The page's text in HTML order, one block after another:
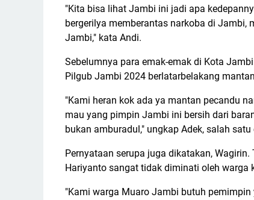
"Kita bisa lihat Jambi ini jadi apa
bergerilya memberantas narkoba di
Jambi," kata Andi.
Sebelumnya para emak-emak di Kota
Pilgub Jambi 2024 berlatarbelakang
"Kami heran kok ada ya mantan pecandu
mau yang pimpin Jambi ini bersih dari
bukan amburadul," ungkap Adek, salah
Pernyataan serupa juga dikatakan,
Hariyanto sangat tidak diminati oleh warga
"Kami warga Muaro Jambi butuh